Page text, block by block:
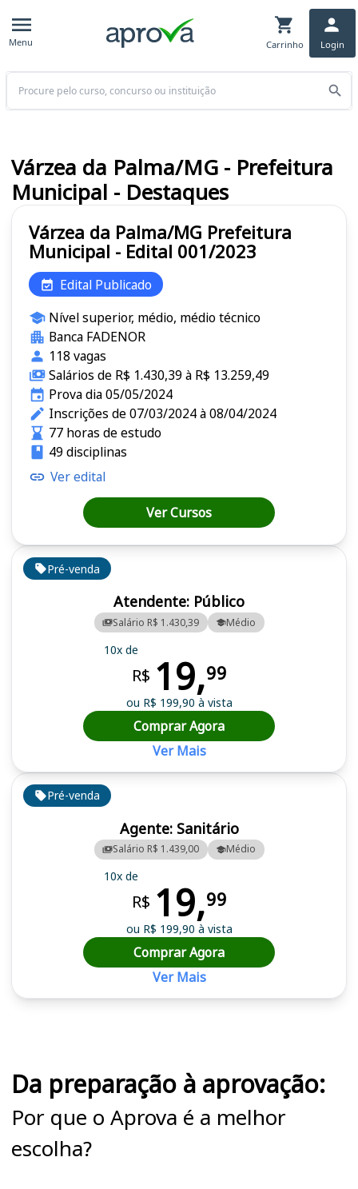
Menu Carrinho Login
Buscar
Pré-venda
Agente: Sanitário
Salário R$ 1.439,00 Médio
10x de
R$ 19,99
ou R$ 199,90 à vista
Comprar Agora
Ver Mais
Pré-venda
Atendente: Público
Salário R$ 1.430,39 Médio
10x de
R$ 19,99
ou R$ 199,90 à vista
Comprar Agora
Ver Mais
Várzea da Palma/MG Prefeitura
Municipal - Edital 001/2023
Edital Publicado
Nível superior, médio, médio técnico
Banca FADENOR
118 vagas
Salários de R$ 1.430,39 à R$ 13.259,49
Prova dia 05/05/2024
Inscrições de 07/03/2024 à 08/04/2024
77 horas de estudo
49 disciplinas
Ver edital
Ver Cursos
Várzea da Palma/MG - Prefeitura
Municipal - Destaques
Da preparação à aprovação:
Por que o Aprova é a melhor
escolha?